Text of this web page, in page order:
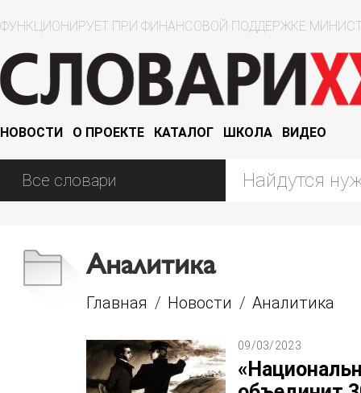
ФУНКЦИОНИРУЕТ ПРИ ФИНАНСОВОЙ ПОДДЕРЖКЕ
НОВОСТИ О ПРОЕКТЕ КАТАЛОГ ШКОЛА ВИДЕО
Аналитика
Главная / Новости / Аналитика
09/03/2023